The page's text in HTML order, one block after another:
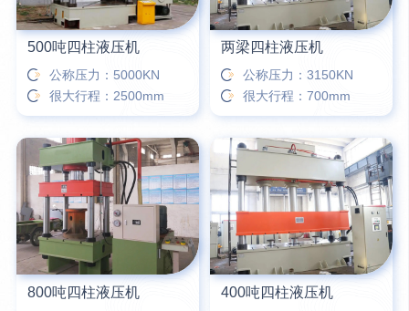
500吨四柱液压机
公称压力：5000KN
很大行程：2500mm
两梁四柱液压机
公称压力：3150KN
很大行程：700mm
800吨四柱液压机 400吨四柱液压机